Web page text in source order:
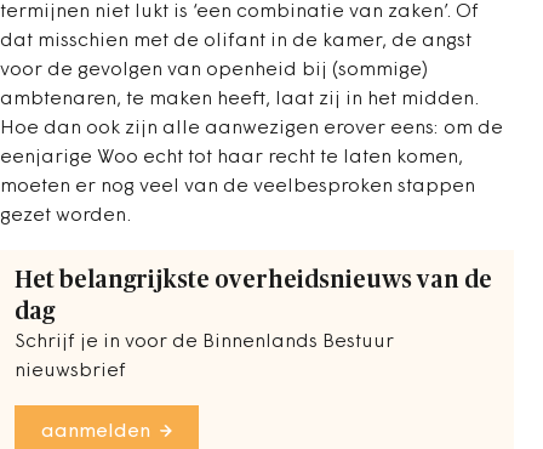
termijnen niet lukt is ‘een combinatie van zaken’. Of
dat misschien met de olifant in de kamer, de angst
voor de gevolgen van openheid bij (sommige)
ambtenaren, te maken heeft, laat zij in het midden.
Hoe dan ook zijn alle aanwezigen erover eens: om de
eenjarige Woo echt tot haar recht te laten komen,
moeten er nog veel van de veelbesproken stappen
gezet worden.
Het belangrijkste overheidsnieuws van de
dag
Schrijf je in voor de Binnenlands Bestuur
nieuwsbrief
aanmelden